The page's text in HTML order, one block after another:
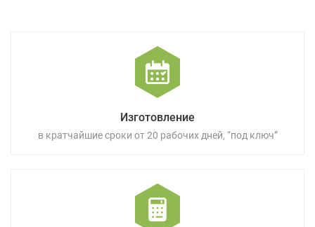
Изготовление
в кратчайшие сроки от 20 рабочих дней, “под ключ”